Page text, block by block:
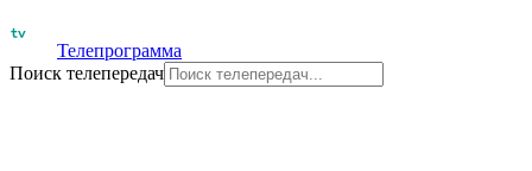
Телепрограмма
Поиск телепередач